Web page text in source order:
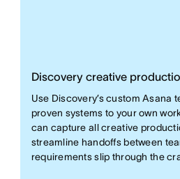
Discovery creative
Use Discovery’s custom Asana
proven systems to your own
can capture all creative
streamline handoffs between
requirements slip through the